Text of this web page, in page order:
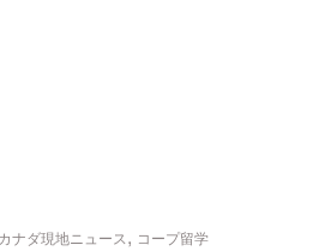
カナダ現地ニュース, コープ留学